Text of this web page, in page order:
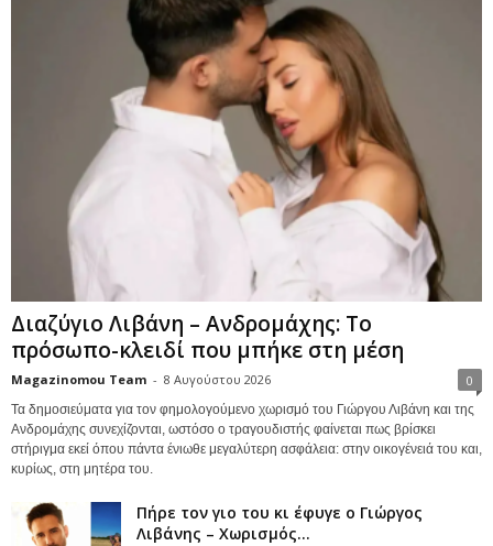
Διαζύγιο Λιβάνη – Ανδρομάχης: Το
πρόσωπο-κλειδί που μπήκε στη μέση
Magazinomou Team - 8 Αυγούστου 2026 0
Τα δημοσιεύματα για τον φημολογούμενο χωρισμό του Γιώργου Λιβάνη και της
Ανδρομάχης συνεχίζονται, ωστόσο ο τραγουδιστής φαίνεται πως βρίσκει
στήριγμα εκεί όπου πάντα ένιωθε μεγαλύτερη ασφάλεια: στην οικογένειά του και,
κυρίως, στη μητέρα του.
Πήρε τον γιο του κι έφυγε ο Γιώργος
Λιβάνης – Χωρισμός...